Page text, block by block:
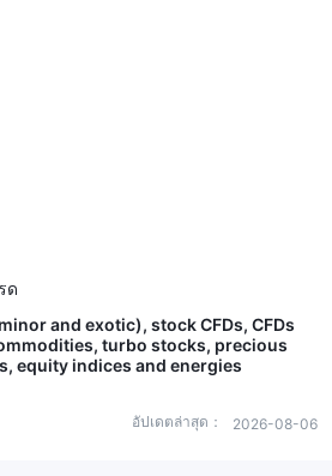
ด
and exotic), stock CFDs, CFDs
turbo stocks, precious
equity indices and energies
อัปเดตล่าสุด： 2026-08-06